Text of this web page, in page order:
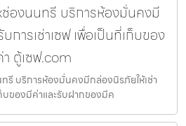
องนนทรี บริการห้องมั่นคงมี
การเช่าเซฟ เพื่อเป็นที่เก็บของ
ตู้เซฟ.com
บริการห้องมั่นคงมีกล่องนิรภัยให้เช่า
บของมีค่าและรับฝากของมีค